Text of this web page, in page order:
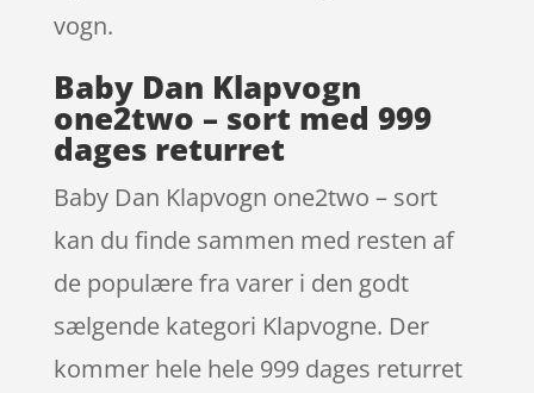
vogn.
Baby Dan Klapvogn
one2two – sort med 999
dages returret
Baby Dan Klapvogn one2two – sort
kan du finde sammen med resten af
de populære fra varer i den godt
sælgende kategori Klapvogne. Der
kommer hele hele 999 dages returret